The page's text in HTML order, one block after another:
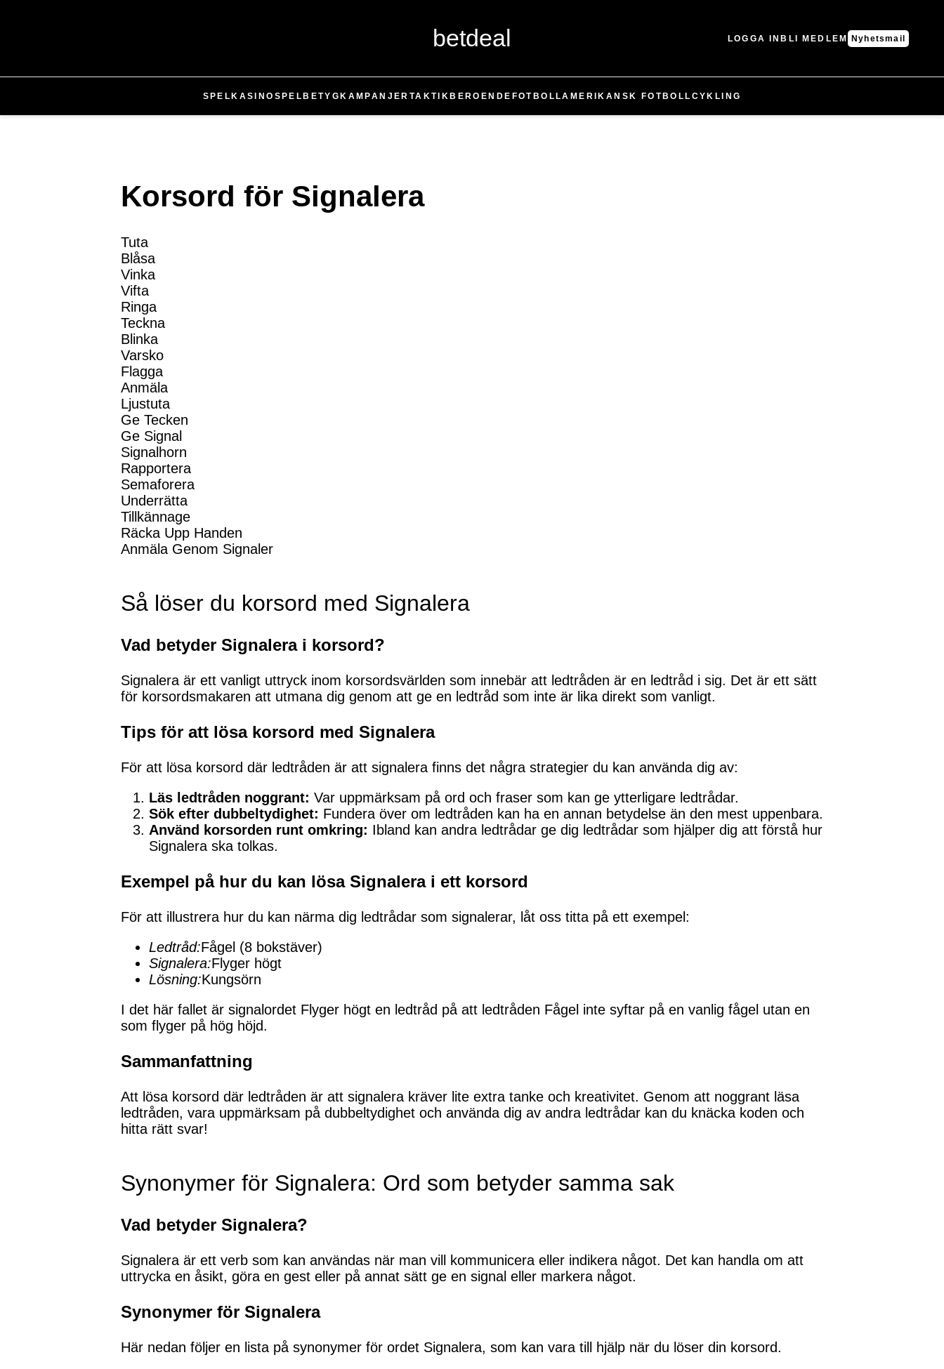
betdeal LOGGA INBLI MEDLEM Nyhetsmail
SPEL KASINO SPEL BETYG KAMPANJER TAKTIK BEROENDE FOTBOLLAMERIKANSK FOTBOLL CYKLING
Korsord för Signalera
Tuta
Blåsa
Vinka
Vifta
Ringa
Teckna
Blinka
Varsko
Flagga
Anmäla
Ljustuta
Ge Tecken
Ge Signal
Signalhorn
Rapportera
Semaforera
Underrätta
Tillkännage
Räcka Upp Handen
Anmäla Genom Signaler
Så löser du korsord med Signalera
Vad betyder Signalera i korsord?
Signalera är ett vanligt uttryck inom korsordsvärlden som innebär att ledtråden är en ledtråd i sig. Det är ett sätt
för korsordsmakaren att utmana dig genom att ge en ledtråd som inte är lika direkt som vanligt.
Tips för att lösa korsord med Signalera
För att lösa korsord där ledtråden är att signalera finns det några strategier du kan använda dig av:
Läs ledtråden noggrant: Var uppmärksam på ord och fraser som kan ge ytterligare ledtrådar.
Sök efter dubbeltydighet: Fundera över om ledtråden kan ha en annan betydelse än den mest uppenbara.
Använd korsorden runt omkring: Ibland kan andra ledtrådar ge dig ledtrådar som hjälper dig att förstå hur
Signalera ska tolkas.
Exempel på hur du kan lösa Signalera i ett korsord
För att illustrera hur du kan närma dig ledtrådar som signalerar, låt oss titta på ett exempel:
Ledtråd:Fågel (8 bokstäver)
Signalera:Flyger högt
Lösning:Kungsörn
I det här fallet är signalordet Flyger högt en ledtråd på att ledtråden Fågel inte syftar på en vanlig fågel utan en
som flyger på hög höjd.
Sammanfattning
Att lösa korsord där ledtråden är att signalera kräver lite extra tanke och kreativitet. Genom att noggrant läsa
ledtråden, vara uppmärksam på dubbeltydighet och använda dig av andra ledtrådar kan du knäcka koden och
hitta rätt svar!
Synonymer för Signalera: Ord som betyder samma sak
Vad betyder Signalera?
Signalera är ett verb som kan användas när man vill kommunicera eller indikera något. Det kan handla om att
uttrycka en åsikt, göra en gest eller på annat sätt ge en signal eller markera något.
Synonymer för Signalera
Här nedan följer en lista på synonymer för ordet Signalera, som kan vara till hjälp när du löser din korsord.